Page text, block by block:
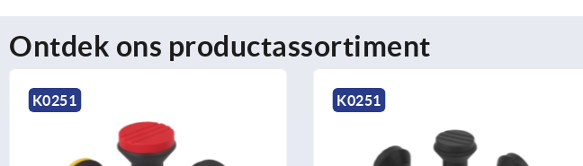
Ontdek ons productassortiment
K0251 K0251